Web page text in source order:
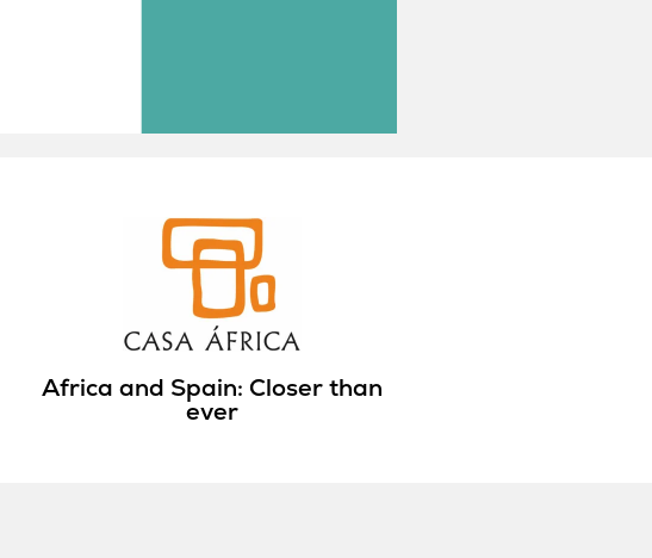
Africa and Spain: Closer than
ever